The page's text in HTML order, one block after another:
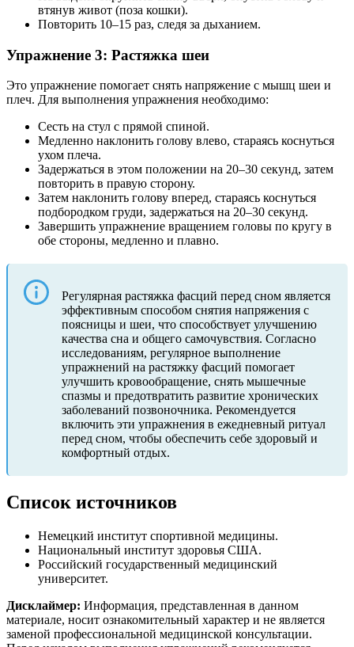
втянув живот (поза кошки).
Повторить 10–15 раз, следя за дыханием.
Упражнение 3: Растяжка шеи
Это упражнение помогает снять напряжение с мышц шеи и
плеч. Для выполнения упражнения необходимо:
Сесть на стул с прямой спиной.
Медленно наклонить голову влево, стараясь коснуться
ухом плеча.
Задержаться в этом положении на 20–30 секунд, затем
повторить в правую сторону.
Затем наклонить голову вперед, стараясь коснуться
подбородком груди, задержаться на 20–30 секунд.
Завершить упражнение вращением головы по кругу в
обе стороны, медленно и плавно.
Регулярная растяжка фасций перед сном является
эффективным способом снятия напряжения с
поясницы и шеи, что способствует улучшению
качества сна и общего самочувствия. Согласно
исследованиям, регулярное выполнение
упражнений на растяжку фасций помогает
улучшить кровообращение, снять мышечные
спазмы и предотвратить развитие хронических
заболеваний позвоночника. Рекомендуется
включить эти упражнения в ежедневный ритуал
перед сном, чтобы обеспечить себе здоровый и
комфортный отдых.
Список источников
Немецкий институт спортивной медицины.
Национальный институт здоровья США.
Российский государственный медицинский
университет.
Дисклаймер: Информация, представленная в данном
материале, носит ознакомительный характер и не является
заменой профессиональной медицинской консультации.